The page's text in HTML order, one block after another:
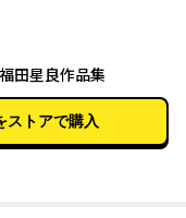
仲良し姉弟の４コマ
ツァペウラへようこ
ョートまで、一挙９
る全248ページ。
15日
田星良作品集
ストアで購入